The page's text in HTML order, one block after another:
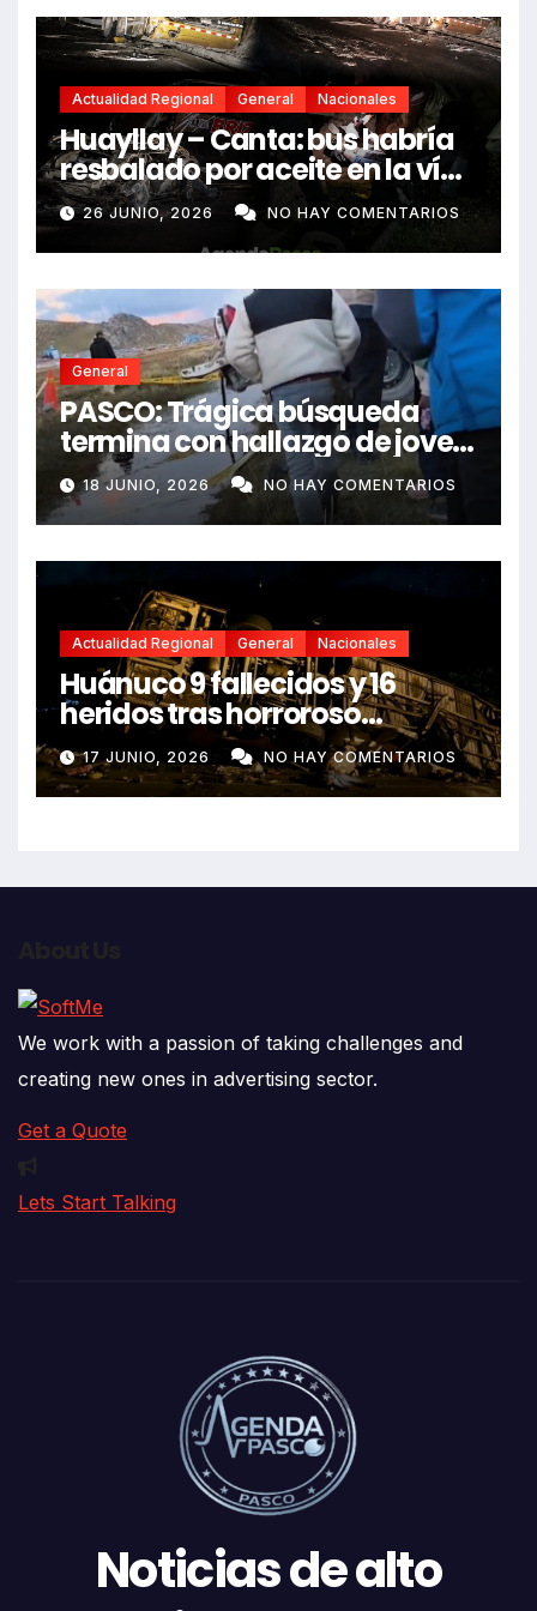
Actualidad Regional General Nacionales
Huayllay – Canta: bus habría
resbalado por aceite en la vía
e impactó auto siniestrado
dejando dos fallecidos
26 JUNIO, 2026 NO HAY COMENTARIOS
General
PASCO: Trágica búsqueda
termina con hallazgo de joven
sin vida en Rancas
18 JUNIO, 2026 NO HAY COMENTARIOS
Actualidad Regional General Nacionales
Huánuco 9 fallecidos y 16
heridos tras horroroso
despiste de bus Real Chancas
que impactó contra vivienda
17 JUNIO, 2026 NO HAY COMENTARIOS
We work with a passion of taking challenges and
creating new ones in advertising sector.
Get a Quote
Lets Start Talking
Noticias de alto